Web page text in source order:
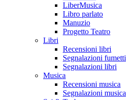
LiberMusica
Libro parlato
Manuzio
Progetto Teatro
Libri
Recensioni libri
Segnalazioni fumetti
Segnalazioni libri
Musica
Recensioni musica
Segnalazioni musica